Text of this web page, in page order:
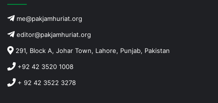
me@pakjamhuriat.org
editor@pakjamhuriat.org
291, Block A, Johar Town, Lahore, Punjab, Pakistan
+92 42 3520 1008
+ 92 42 3522 3278